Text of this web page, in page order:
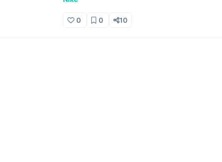
ル/ココナッツミルク）抽選/販売/定価情報
0 0 10